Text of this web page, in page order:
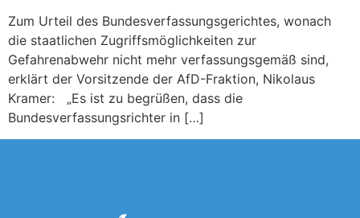
Zum Urteil des Bundesverfassungsgerichtes, wonach
die staatlichen Zugriffsmöglichkeiten zur
Gefahrenabwehr nicht mehr verfassungsgemäß sind,
erklärt der Vorsitzende der AfD-Fraktion, Nikolaus
Kramer: „Es ist zu begrüßen, dass die
Bundesverfassungsrichter in […]